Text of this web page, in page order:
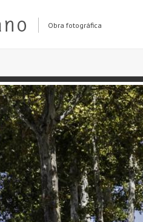
Obra fotográfica